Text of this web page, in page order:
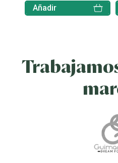
Añadir